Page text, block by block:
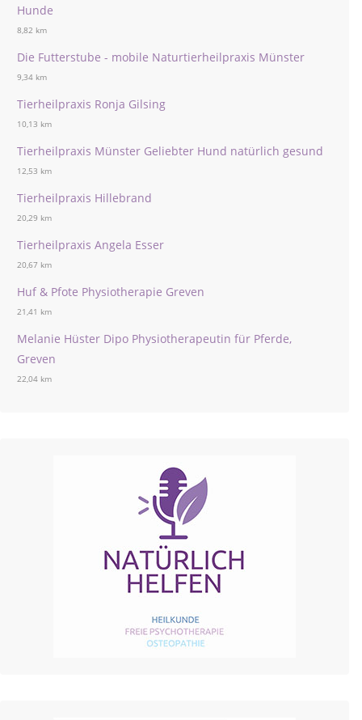
Hunde
8,82 km
Die Futterstube - mobile Naturtierheilpraxis Münster
9,34 km
Tierheilpraxis Ronja Gilsing
10,13 km
Tierheilpraxis Münster Geliebter Hund natürlich gesund
12,53 km
Tierheilpraxis Hillebrand
20,29 km
Tierheilpraxis Angela Esser
20,67 km
Huf & Pfote Physiotherapie Greven
21,41 km
Melanie Hüster Dipo Physiotherapeutin für Pferde,
Greven
22,04 km